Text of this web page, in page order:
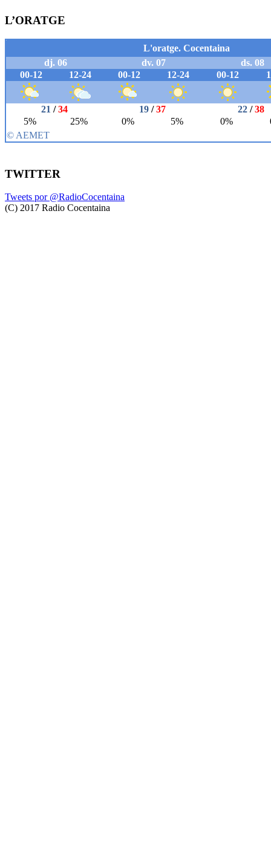
L’ORATGE
TWITTER
Tweets por @RadioCocentaina
(C) 2017 Radio Cocentaina